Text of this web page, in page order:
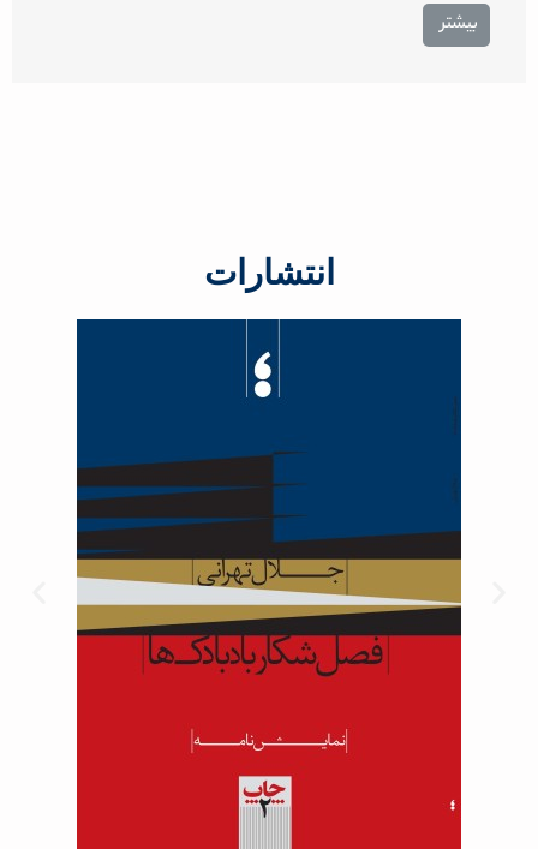
بیشتر
انتشارات